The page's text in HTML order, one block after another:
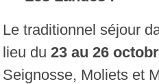
Le traditionnel séjour
lieu du 23 au 26
Seignosse, Moliets et